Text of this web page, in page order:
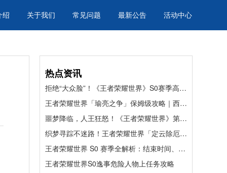
绍 关于我们 常见问题 最新公告 活动中心
热点资讯
拒绝“大众脸”！《王者荣耀世界》S0赛季高颜值捏脸码合集
王者荣耀世界「瑜亮之争」保姆级攻略｜西施外观 + 滑板皮肤速拿，懒人直接躺赢！
噩梦降临，人王狂怒！《王者荣耀世界》第八章终极Boss帝辛挑战前瞻与备战指南
织梦寻踪不迷路！王者荣耀世界「定云除厄记」全流程速通指南
王者荣耀世界 S0 赛季全解析：结束时间、赛季福利与高效冲分指南
王者荣耀世界S0逸事危险人物上任务攻略